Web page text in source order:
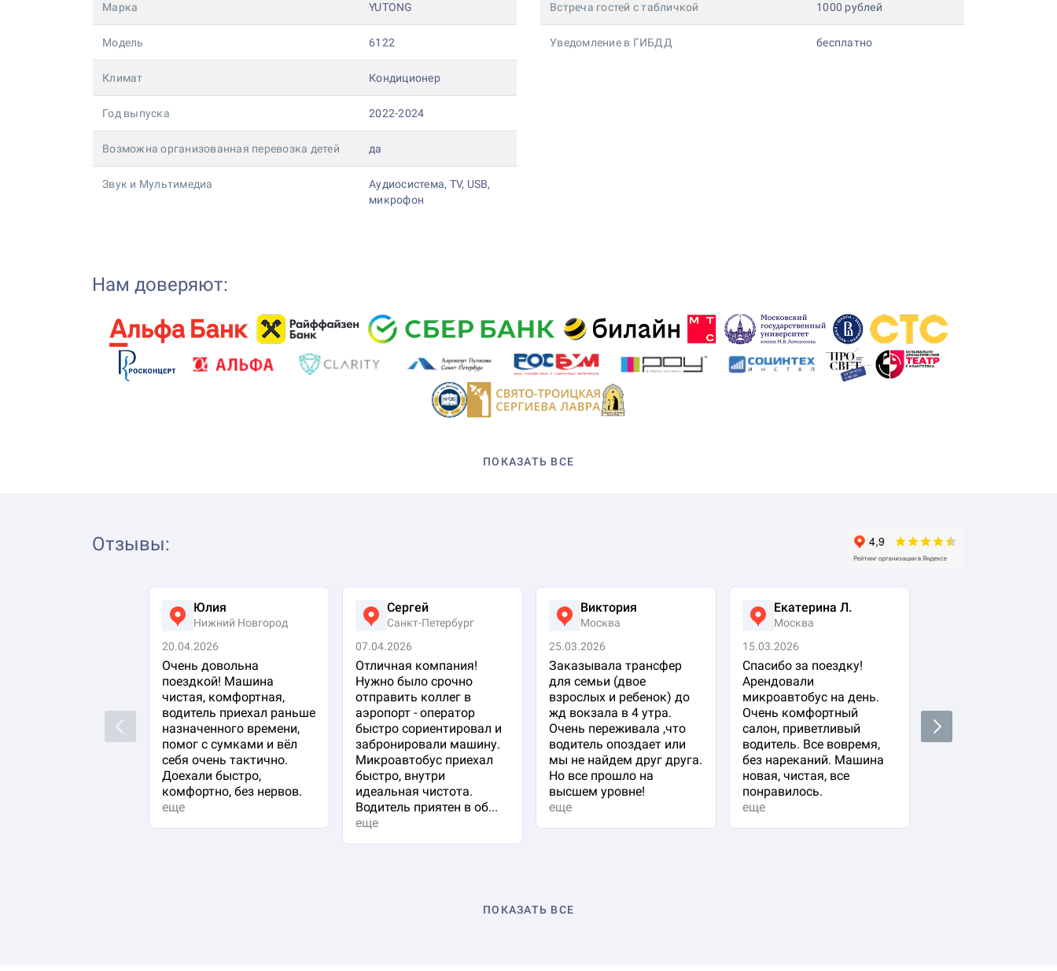
Марка YUTONG
Модель 6122
Климат Кондиционер
Год выпуска 2022-2024
Возможна организованная перевозка детей да
Звук и Мультимедиа
Аудиосистема, TV, USB,
микрофон
Встреча гостей с табличкой 1000 рублей
Уведомление в ГИБДД бесплатно
Нам доверяют:
ПОКАЗАТЬ ВСЕ
Отзывы:
Previous
Юлия
Нижний Новгород
20.04.2026
Очень довольна
поездкой! Машина
чистая, комфортная,
водитель приехал раньше
назначенного времени,
помог с сумками и вёл
себя очень тактично.
Доехали быстро,
комфортно, без нервов.
еще
Сергей
Санкт-Петербург
07.04.2026
Отличная компания!
Нужно было срочно
отправить коллег в
аэропорт - оператор
быстро сориентировал и
забронировали машину.
Микроавтобус приехал
быстро, внутри
идеальная чистота.
Водитель приятен в об...
еще
Виктория
Москва
25.03.2026
Заказывала трансфер
для семьи (двое
взрослых и ребенок) до
жд вокзала в 4 утра.
Очень переживала ,что
водитель опоздает или
мы не найдем друг друга.
Но все прошло на
высшем уровне!
еще
Екатерина Л.
Москва
15.03.2026
Спасибо за поездку!
Арендовали
микроавтобус на день.
Очень комфортный
салон, приветливый
водитель. Все вовремя,
без нареканий. Машина
новая, чистая, все
понравилось.
еще
очень довольна!
Водитель водит
плавно и аккуратно,
Next
ПОКАЗАТЬ ВСЕ